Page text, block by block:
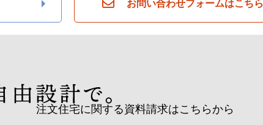
お問い合わせフォームはこちら
注文住宅に関する資料請求はこちらから